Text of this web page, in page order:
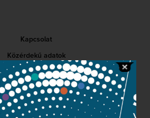
Kapcsolat
Közérdekű adatok
Sajtószoba
Adatvédelem
Impresszum